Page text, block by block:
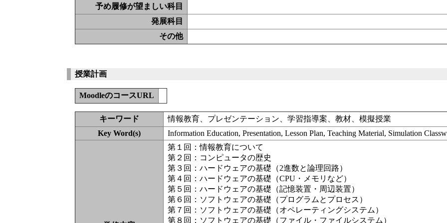
予め履修が望ましい科目
発展科目
その他
授業計画
MoodleのコースURL
キーワード
情報教育、プレゼンテーション、学習指導案、教材、模擬授業
Key Word(s)
Information Education, Presentation, Lesson Plan, Teaching Material, Simulation
第１回：情報教育について
第２回：コンピュータの歴史
第３回：ハードウェアの基礎（2進数と論理回路）
第４回：ハードウェアの基礎（CPU・メモリなど）
第５回：ハードウェアの基礎（記憶装置・周辺装置）
第６回：ソフトウェアの基礎（プログラムとプロセス）
第７回：ソフトウェアの基礎（オペレーティングシステム）
第８回：ソフトウェアの基礎（ファイル・ファイルシステム）